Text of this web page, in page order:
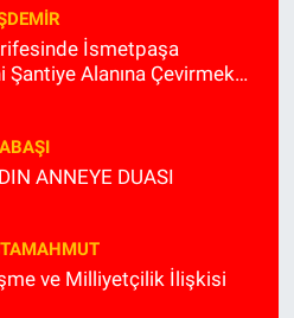
İsmetpaşa
Şantiye Alanına Çevirmek
ANNEYE DUASI
ve Milliyetçilik İlişkisi